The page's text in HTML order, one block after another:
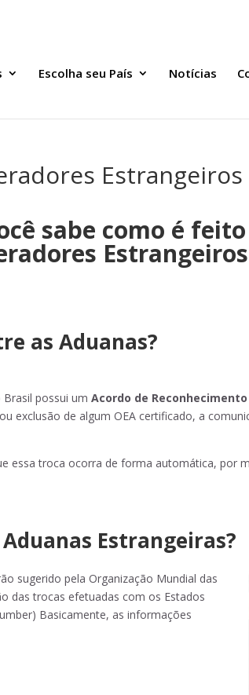
Escolha seu País Notícias
Estrangeiros
sabe como é
Estrangeiros
as Aduanas?
Brasil possui umAcordo de
exclusão de algum OEA certificado, a
essa troca ocorra de forma automática, por
Estrangeiras?
sugerido pela Organização Mundial das
das trocas efetuadas com os Estados
Basicamente, as informações